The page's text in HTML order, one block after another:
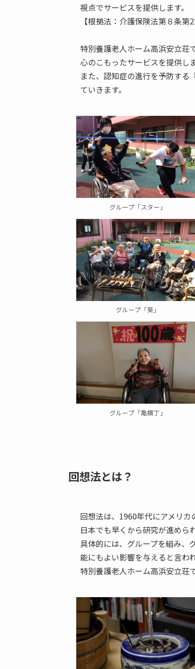
視点でサービスを提供します。
【根拠法：介護保険法第８条第
特別養護老人ホーム高浜安立荘
心のこもったサービスを提供しま
また、認知症の進行を予防する
ていきます。
グループ「スター」
グループ「葵」
グループ「亀横丁」
回想法とは？
回想法は、1960年代にアメリカ
日本でも早くから研究が進めら
具体的には、グループを組み、
能にもよい影響を与えると言わ
特別養護老人ホーム高浜安立荘